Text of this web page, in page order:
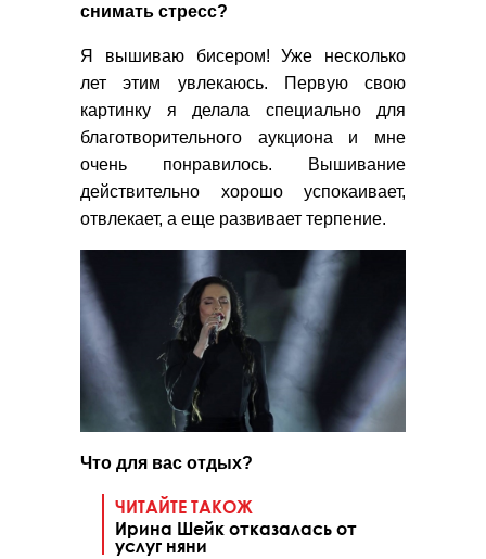
снимать стресс?
Я вышиваю бисером! Уже несколько
лет этим увлекаюсь. Первую свою
картинку я делала специально для
благотворительного аукциона и мне
очень понравилось. Вышивание
действительно хорошо успокаивает,
отвлекает, а еще развивает терпение.
Что для вас отдых?
ЧИТАЙТЕ ТАКОЖ
Ирина Шейк отказалась от
услуг няни